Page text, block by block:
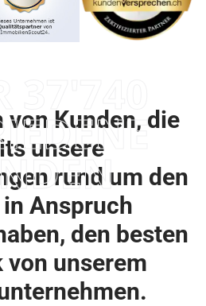
von Kunden, die
unsere
rund um den
Anspruch
den besten
von unserem